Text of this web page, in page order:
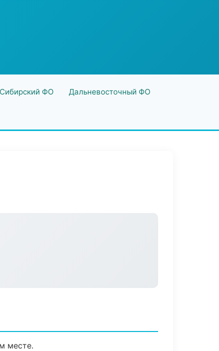
Сибирский ФО Дальневосточный ФО
месте.